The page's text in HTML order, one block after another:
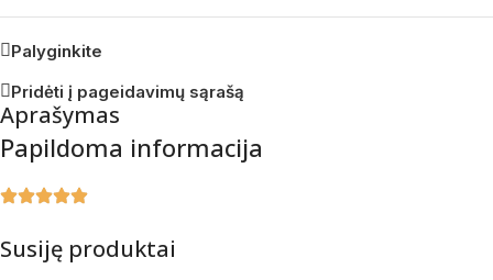
Palyginkite
Pridėti į pageidavimų sąrašą
Aprašymas
Papildoma informacija
Susiję produktai